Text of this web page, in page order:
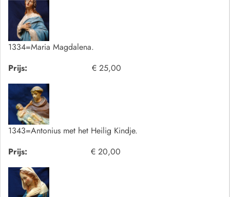
1334=Maria Magdalena.
Prijs:
€ 25,00
1343=Antonius met het Heilig Kindje.
Prijs:
€ 20,00